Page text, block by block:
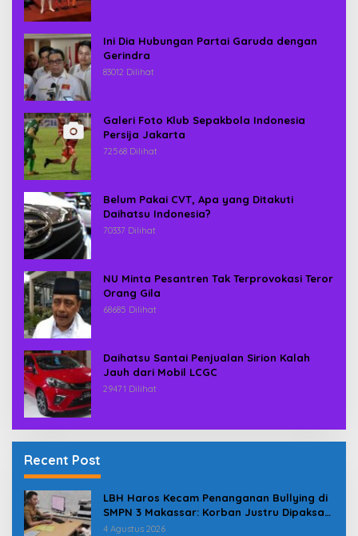
Ini Dia Hubungan Partai Garuda dengan
Gerindra
83012 Dilihat
Galeri Foto Klub Sepakbola Indonesia
Persija Jakarta
72568 Dilihat
Belum Pakai CVT, Apa yang Ditakuti
Daihatsu Indonesia?
70337 Dilihat
NU Minta Pesantren Tak Terprovokasi Teror
Orang Gila
68685 Dilihat
Daihatsu Santai Penjualan Sirion Kalah
Jauh dari Mobil LCGC
29471 Dilihat
Recent Post
LBH Haros Kecam Penanganan Bullying di
SMPN 3 Makassar: Korban Justru Dipaksa
Pindah
4 Agustus 2026